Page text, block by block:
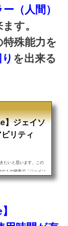
（人間）
す。
殊能力を
を出来る
】ジェイソ
リティ
たいと思います。この
１の確率で「ジェイソ
、という方も多いと思う